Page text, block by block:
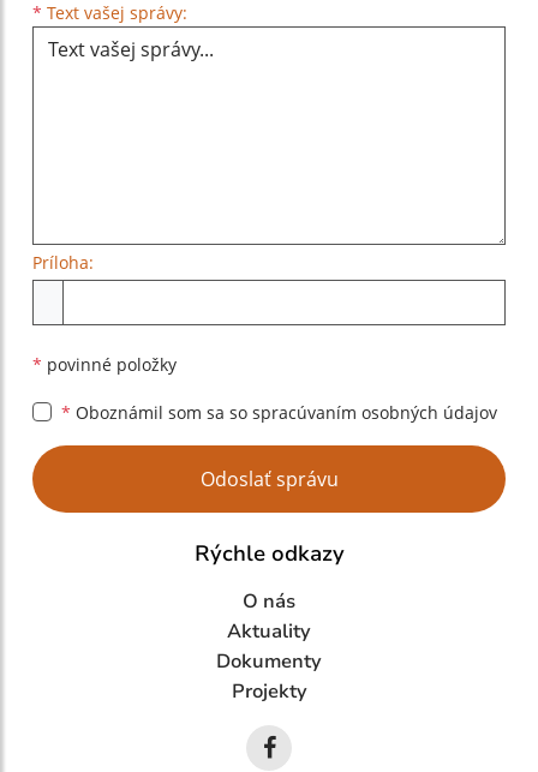
* Text vašej správy:
Príloha:
* povinné položky
* Oboznámil som sa so spracúvaním osobných údajov
Google reCaptcha Response
Odoslať správu
Rýchle odkazy
O nás
Aktuality
Dokumenty
Projekty